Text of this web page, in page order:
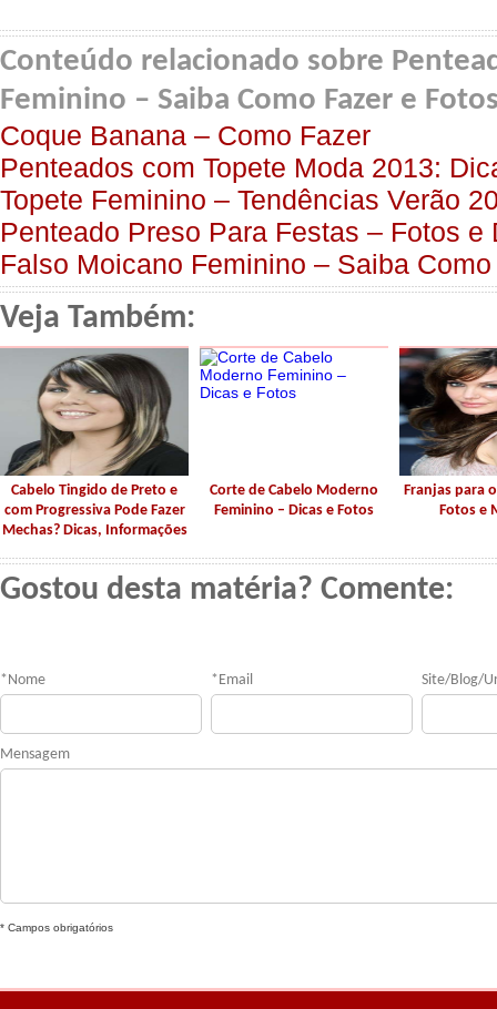
Conteúdo relacionado sobre
Feminino – Saiba Como Fazer e
Coque Banana – Como Fazer
Penteados com Topete Moda 2013:
Topete Feminino – Tendências Verão
Penteado Preso Para Festas – Fotos e
Falso Moicano Feminino – Saiba
Veja Também:
Cabelo Tingido de Preto e
com Progressiva Pode Fazer
Mechas? Dicas, Informações
Corte de Cabelo Moderno
Feminino – Dicas e Fotos
Franjas para
Fotos e
Gostou desta matéria? Comente:
* Nome * Email Site/Blog/
Mensagem
* Campos obrigatórios